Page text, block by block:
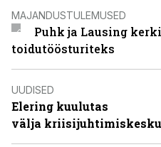
MAJANDUSTULEMUSED
Puhk ja Lausing
toidutöösturiteks
UUDISED
Elering kuulutas
välja